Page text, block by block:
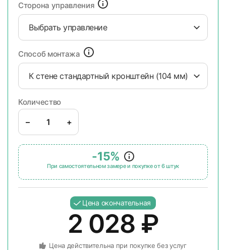
Сторона управления
Выбрать управление
Способ монтажа
К стене стандартный кронштейн (104 мм)
Количество
– +
-15%
При самостоятельном замере и покупке от 6 штук
Цена окончательная
2 028 ₽
Цена действительна при покупке без услуг